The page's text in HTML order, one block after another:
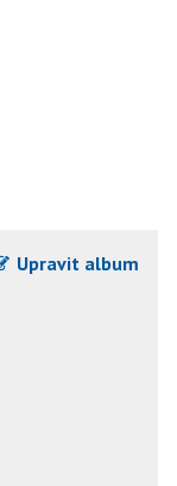
Upravit album